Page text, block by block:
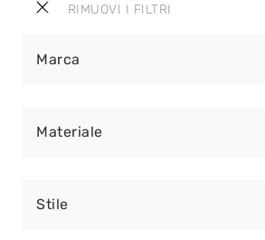
RIMUOVI I FILTRI
Marca
Materiale
Stile